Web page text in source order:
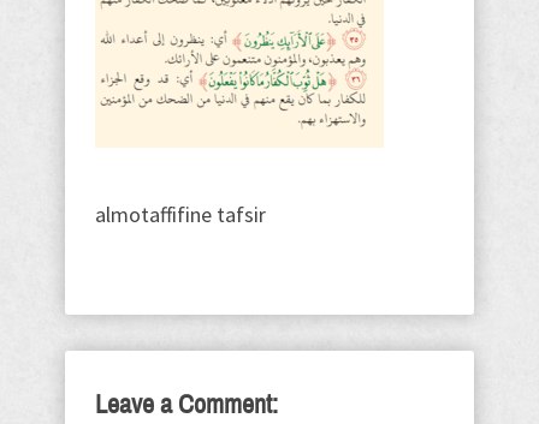
almotaffifine tafsir
Leave a Comment: